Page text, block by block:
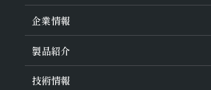
企業情報
旭ダイヤについて
ダイヤの輪
ご挨拶
会社概要
製品紹介
業種から探す
工具の種類から探す
技術情報